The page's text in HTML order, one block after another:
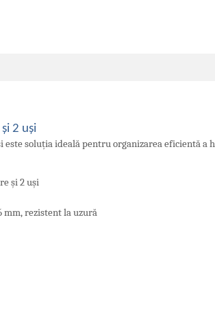
2 uși
este soluția ideală pentru organizarea eficientă
și 2 uși
mm, rezistent la uzură